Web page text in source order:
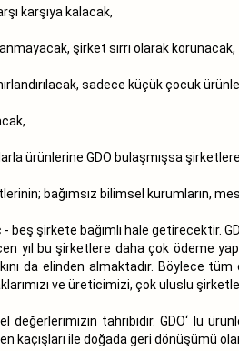
karşıya kalacak,
şirket sırrı olarak korunacak,
sadece küçük çocuk
ürünlerine GDO bulaşmışsa
bağımsız bilimsel kurumların,
beş şirkete bağımlı hale getirecektir.
yıl bu şirketlere daha çok ödeme
da elinden almaktadır. Böylece
ve üreticimizi, çok uluslu
tahribidir. GDO‘ lu
kaçışları ile doğada geri dönüşümü